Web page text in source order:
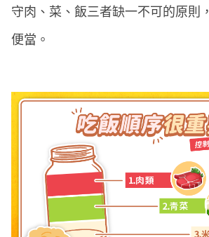
守肉、菜、飯三者缺一不可的原則
便當。